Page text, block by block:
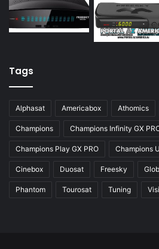
Azamerica Silver GX
Azamerica Silver
Azbox Like
Azfox
Azgold
Azplus
Azsat
Tags
Alphasat Americabox Athomics
Champions Champions Infinity GX
Champions Play GX PRO Champions
Cinebox Duosat Freesky
Phantom Tourosat Tuning